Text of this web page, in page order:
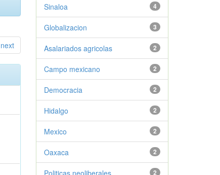
next
4
Sinaloa
3
Globalizacion
2
Asalariados agricolas
2
Campo mexicano
2
Democracia
2
Hidalgo
2
Mexico
2
Oaxaca
2
Politicas neoliberales